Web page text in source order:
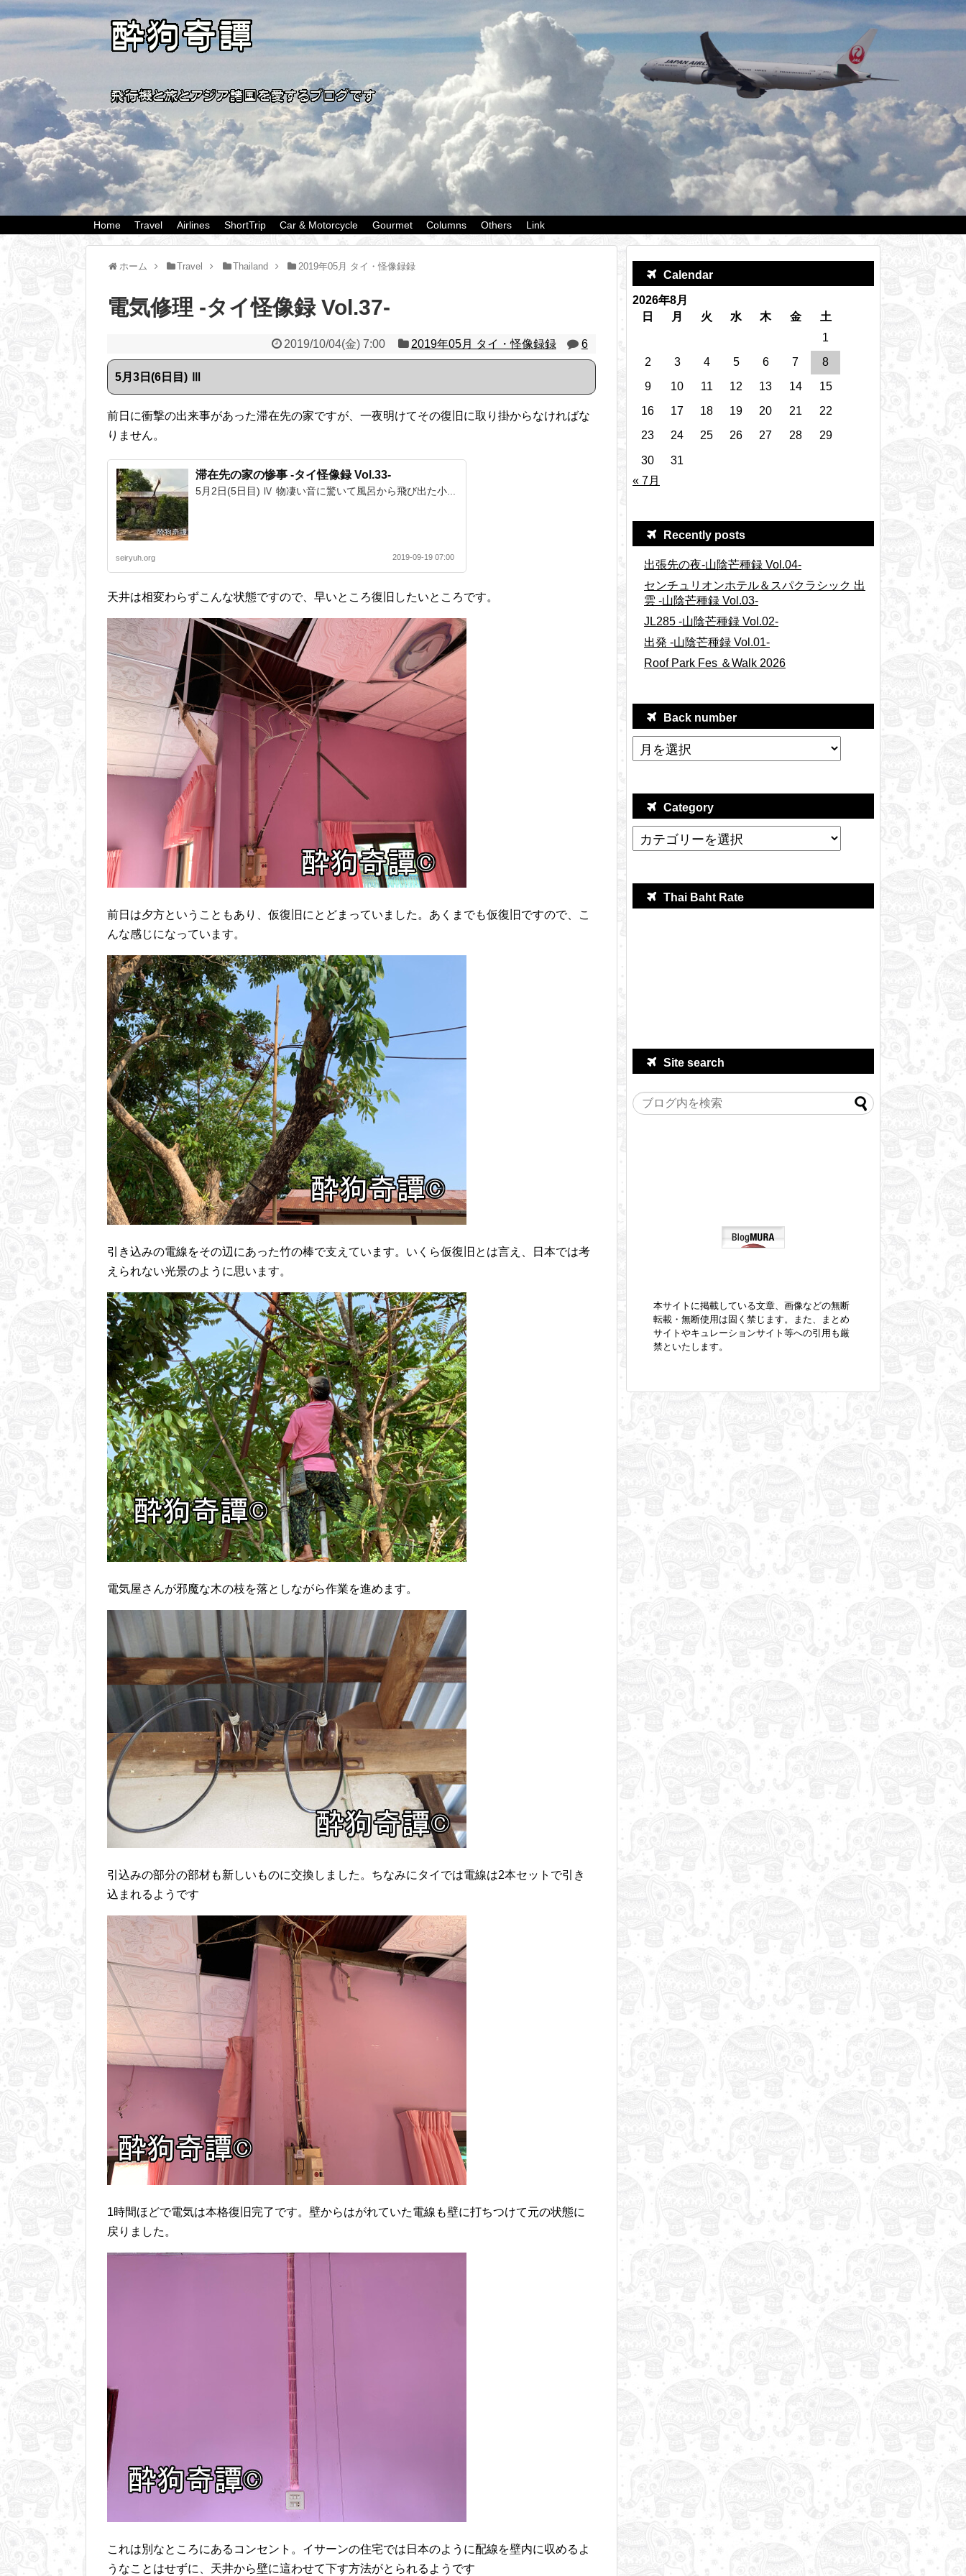
Home Travel Airlines ShortTrip Car & Motorcycle Gourmet Columns Others Link
ホーム Travel Thailand 2019年05月 タイ・怪像録録
電気修理 -タイ怪像録 Vol.37-
2019/10/04(金) 7:00 2019年05月 タイ・怪像録録 6
5月3日(6日目) Ⅲ
前日に衝撃の出来事があった滞在先の家ですが、一夜明けてその復旧に取り掛からなければな
りません。
滞在先の家の惨事 -タイ怪像録 Vol.33-
5月2日(5日目) Ⅳ 物凄い音に驚いて風呂から飛び出た小...
seiryuh.org 2019-09-19 07:00
天井は相変わらずこんな状態ですので、早いところ復旧したいところです。
前日は夕方ということもあり、仮復旧にとどまっていました。あくまでも仮復旧ですので、こ
んな感じになっています。
引き込みの電線をその辺にあった竹の棒で支えています。いくら仮復旧とは言え、日本では考
えられない光景のように思います。
電気屋さんが邪魔な木の枝を落としながら作業を進めます。
引込みの部分の部材も新しいものに交換しました。ちなみにタイでは電線は2本セットで引き
込まれるようです
1時間ほどで電気は本格復旧完了です。壁からはがれていた電線も壁に打ちつけて元の状態に
戻りました。
これは別なところにあるコンセント。イサーンの住宅では日本のように配線を壁内に収めるよ
うなことはせずに、天井から壁に這わせて下す方法がとられるようです
Calendar
2026年8月
日
月 火 水 木 金
土
1
2
3 4 5 6 7
8
9
10 11 12 13 14
15
16
17 18 19 20 21
22
23
24 25 26 27 28 29
30
31
« 7月
Recently posts
出張先の夜-山陰芒種録 Vol.04-
センチュリオンホテル＆スパクラシック 出
雲 -山陰芒種録 Vol.03-
JL285 -山陰芒種録 Vol.02-
出発 -山陰芒種録 Vol.01-
Roof Park Fes ＆Walk 2026
Back number
Category
Thai Baht Rate
Site search
本サイトに掲載している文章、画像などの無断
転載・無断使用は固く禁じます。また、まとめ
サイトやキュレーションサイト等への引用も厳
禁といたします。